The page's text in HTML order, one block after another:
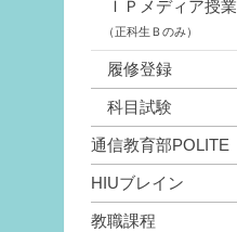
ＩＰメディア授業
（正科生Ｂのみ）
履修登録
科目試験
通信教育部POLITE
HIUブレイン
教職課程